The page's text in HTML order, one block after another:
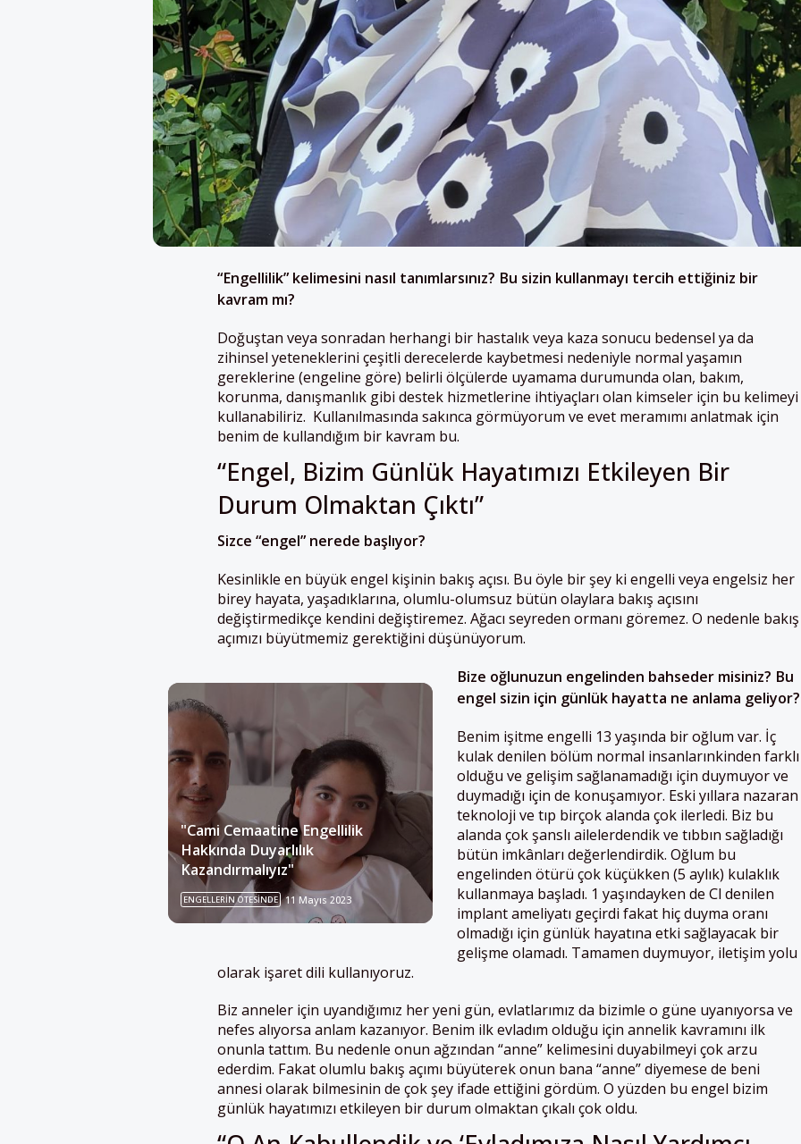
“Engellilik” kelimesini nasıl tanımlarsınız? Bu sizin kullanmayı tercih ettiğiniz bir
kavram mı?
Doğuştan veya sonradan herhangi bir hastalık veya kaza sonucu bedensel ya da
zihinsel yeteneklerini çeşitli derecelerde kaybetmesi nedeniyle normal yaşamın
gereklerine (engeline göre) belirli ölçülerde uyamama durumunda olan, bakım,
korunma, danışmanlık gibi destek hizmetlerine ihtiyaçları olan kimseler için bu kelimeyi
kullanabiliriz. Kullanılmasında sakınca görmüyorum ve evet meramımı anlatmak için
benim de kullandığım bir kavram bu.
“Engel, Bizim Günlük Hayatımızı Etkileyen Bir
Durum Olmaktan Çıktı”
Sizce “engel” nerede başlıyor?
Kesinlikle en büyük engel kişinin bakış açısı. Bu öyle bir şey ki engelli veya engelsiz her
birey hayata, yaşadıklarına, olumlu-olumsuz bütün olaylara bakış açısını
değiştirmedikçe kendini değiştiremez. Ağacı seyreden ormanı göremez. O nedenle bakış
açımızı büyütmemiz gerektiğini düşünüyorum.
"Cami Cemaatine Engellilik
Hakkında Duyarlılık
Kazandırmalıyız"
ENGELLERIN ÖTESINDE 11 Mayıs 2023
Bize oğlunuzun engelinden bahseder misiniz? Bu
engel sizin için günlük hayatta ne anlama geliyor?
Benim işitme engelli 13 yaşında bir oğlum var. İç
kulak denilen bölüm normal insanlarınkinden farklı
olduğu ve gelişim sağlanamadığı için duymuyor ve
duymadığı için de konuşamıyor. Eski yıllara nazaran
teknoloji ve tıp birçok alanda çok ilerledi. Biz bu
alanda çok şanslı ailelerdendik ve tıbbın sağladığı
bütün imkânları değerlendirdik. Oğlum bu
engelinden ötürü çok küçükken (5 aylık) kulaklık
kullanmaya başladı. 1 yaşındayken de Cl denilen
implant ameliyatı geçirdi fakat hiç duyma oranı
olmadığı için günlük hayatına etki sağlayacak bir
gelişme olamadı. Tamamen duymuyor, iletişim yolu
olarak işaret dili kullanıyoruz.
Biz anneler için uyandığımız her yeni gün, evlatlarımız da bizimle o güne uyanıyorsa ve
nefes alıyorsa anlam kazanıyor. Benim ilk evladım olduğu için annelik kavramını ilk
onunla tattım. Bu nedenle onun ağzından “anne” kelimesini duyabilmeyi çok arzu
ederdim. Fakat olumlu bakış açımı büyüterek onun bana “anne” diyemese de beni
annesi olarak bilmesinin de çok şey ifade ettiğini gördüm. O yüzden bu engel bizim
günlük hayatımızı etkileyen bir durum olmaktan çıkalı çok oldu.